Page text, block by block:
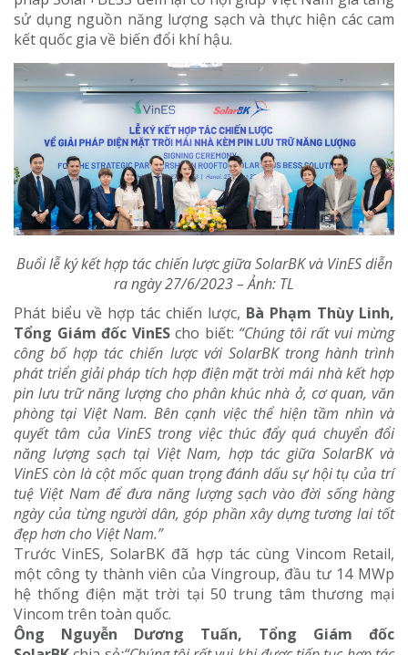
sử dụng nguồn năng lượng sạch và thực hiện các cam
kết quốc gia về biến đổi khí hậu.
Buổi lễ ký kết hợp tác chiến lược giữa SolarBK và VinES diễn
ra ngày 27/6/2023 – Ảnh: TL
Phát biểu về hợp tác chiến lược, Bà Phạm Thùy Linh,
Tổng Giám đốc VinES cho biết: “Chúng tôi rất vui mừng
công bố hợp tác chiến lược với SolarBK trong hành trình
phát triển giải pháp tích hợp điện mặt trời mái nhà kết hợp
pin lưu trữ năng lượng cho phân khúc nhà ở, cơ quan, văn
phòng tại Việt Nam. Bên cạnh việc thể hiện tầm nhìn và
quyết tâm của VinES trong việc thúc đẩy quá chuyển đổi
năng lượng sạch tại Việt Nam, hợp tác giữa SolarBK và
VinES còn là cột mốc quan trọng đánh dấu sự hội tụ của trí
tuệ Việt Nam để đưa năng lượng sạch vào đời sống hàng
ngày của từng người dân, góp phần xây dựng tương lai tốt
đẹp hơn cho Việt Nam.”
Trước VinES, SolarBK đã hợp tác cùng Vincom Retail,
một công ty thành viên của Vingroup, đầu tư 14 MWp
hệ thống điện mặt trời tại 50 trung tâm thương mại
Vincom trên toàn quốc.
Ông Nguyễn Dương Tuấn, Tổng Giám đốc